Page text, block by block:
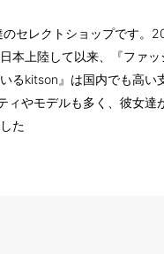
のセレクトショップです。
本上陸して以来、『ファッ
るkitson』は国内でも高い
ィやモデルも多く、彼女達
た